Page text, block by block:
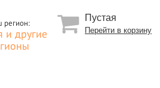
регион:
и другие
Пустая
Перейти в корзину